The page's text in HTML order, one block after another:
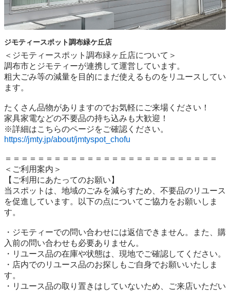
ジモティースポット調布緑ケ丘店
＜ジモティースポット調布緑ヶ丘店について＞
調布市とジモティーが連携して運営しています。
粗⼤ごみ等の減量を⽬的にまだ使えるものをリユースしてい
ます。
たくさん品物がありますのでお気軽にご来場ください！
家具家電などの不要品の持ち込みも大歓迎！
https://jmty.jp/about/jmtyspot_chofu
＝＝＝＝＝＝＝＝＝＝＝＝＝＝＝＝＝＝＝＝＝＝＝＝＝＝
＜ご利用案内＞
【ご利用にあたってのお願い】
当スポットは、地域のごみを減らすため、不要品のリユース
を促進しています。以下の点についてご協力をお願いしま
す。
・ジモティーでの問い合わせには返信できません。また、購
入前の問い合わせも必要ありません。
・リユース品の在庫や状態は、現地でご確認してください。
・店内でのリユース品のお探しもご自身でお願いいたしま
す。
・リユース品の取り置きはしていないため、ご来店いただい